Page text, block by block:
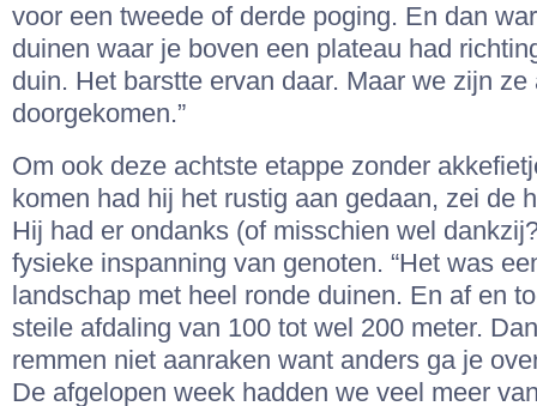
voor een tweede of derde poging. En dan
duinen waar je boven een plateau had
duin. Het barstte ervan daar. Maar we zijn ze
doorgekomen.”
Om ook deze achtste etappe zonder
komen had hij het rustig aan gedaan, zei de
Hij had er ondanks (of misschien wel
fysieke inspanning van genoten. “Het was
landschap met heel ronde duinen. En af en
steile afdaling van 100 tot wel 200 meter.
remmen niet aanraken want anders ga je
De afgelopen week hadden we veel meer